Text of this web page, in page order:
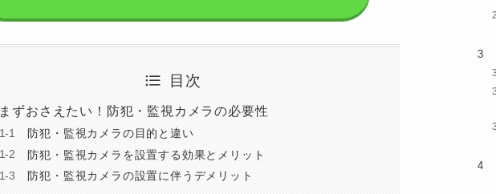
目次
まずおさえたい！防犯・監視カメラの必要性
防犯・監視カメラの目的と違い
防犯・監視カメラを設置する効果とメリット
防犯・監視カメラの設置に伴うデメリット